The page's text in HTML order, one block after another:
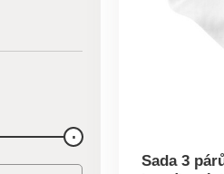
Sada 3